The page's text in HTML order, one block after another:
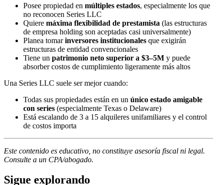
Posee propiedad en múltiples estados, especialmente los que
no reconocen Series LLC
Quiere máxima flexibilidad de prestamista (las estructuras
de empresa holding son aceptadas casi universalmente)
Planea tomarinversores institucionales que exigirán
estructuras de entidad convencionales
Tiene un patrimonio neto superior a $3–5M y puede
absorber costos de cumplimiento ligeramente más altos
Una Series LLC suele ser mejor cuando:
Todas sus propiedades están en un único estado amigable
con series (especialmente Texas o Delaware)
Está escalando de 3 a 15 alquileres unifamiliares y el control
de costos importa
Este contenido es educativo, no constituye asesoría fiscal ni legal.
Consulte a un CPA/abogado.
Sigue explorando